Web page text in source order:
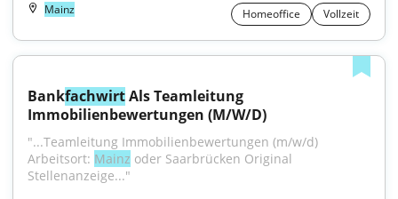
Mainz Homeoffice Vollzeit
Bankfachwirt Als Teamleitung
Immobilienbewertungen (M/W/D)
"...Teamleitung Immobilienbewertungen (m/w/d)
Arbeitsort: Mainz oder Saarbrücken Original
Stellenanzeige..."